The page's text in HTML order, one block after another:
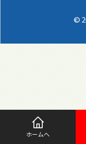
©
ホームへ